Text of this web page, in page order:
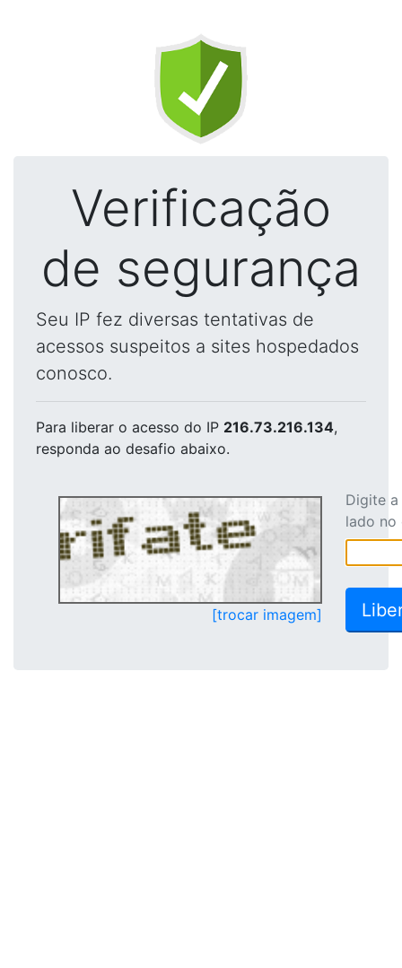
Verificação
de segurança
Seu IP fez diversas tentativas de
acessos suspeitos a sites hospedados
conosco.
Para liberar o acesso do IP 216.73.216.134,
responda ao desafio abaixo.
[trocar imagem]
Digite
lado no